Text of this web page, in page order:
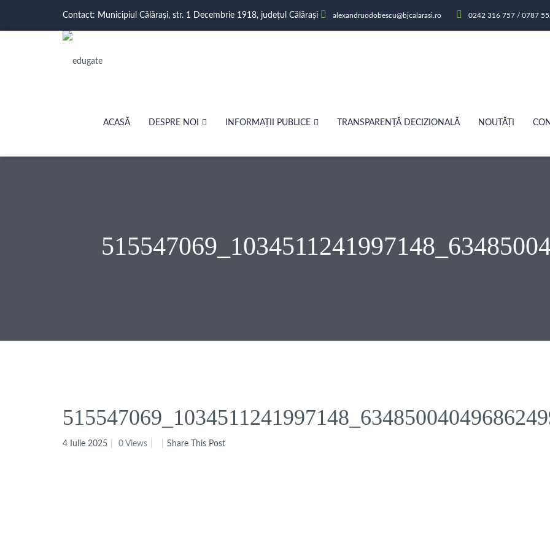
Contact: Municipiul Călărași, str. 1 Decembrie 1918, județul Călărași alexandruodobescu@bjcalarasi.ro 0242 316 757 / 0787
ACASĂ DESPRE NOI INFORMAȚII PUBLICE TRANSPARENȚĂ DECIZIONALĂ NOUTĂȚI
4 Iulie 2025 0 Views Share This Post